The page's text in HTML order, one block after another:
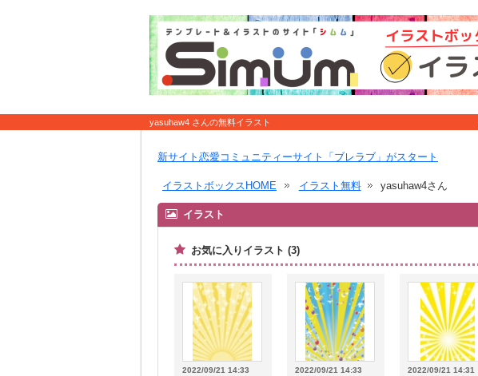
yasuhaw4 さんの無料イラスト
新サイト恋愛コミュニティーサイト「ブレラブ」がスタート
イラストボックスHOME イラスト無料 yasuhaw4さん
イラスト
お気に入りイラスト (3)
2022/09/21 14:33 2022/09/21 14:33 2022/09/21 14:31